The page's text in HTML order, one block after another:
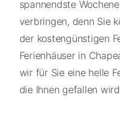
spannendste
verbringen, denn Sie
der kostengünstigen
Ferienhäuser in
wir für Sie eine helle
die Ihnen gefallen